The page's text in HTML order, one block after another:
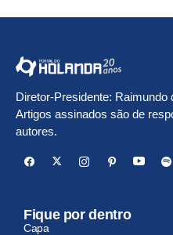
Diretor-Presidente: Raimundo
Artigos assinados são de
autores.
Fique por dentro
Capa